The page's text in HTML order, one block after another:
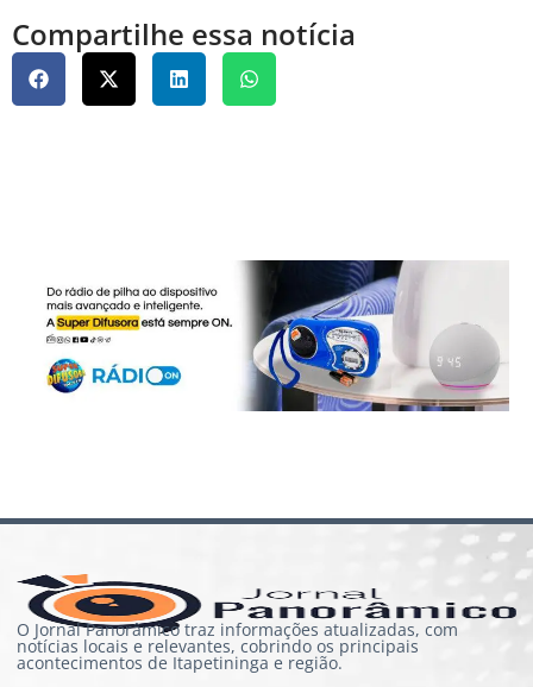
Compartilhe essa notícia
O Jornal Panorâmico traz informações atualizadas, com
notícias locais e relevantes, cobrindo os principais
acontecimentos de Itapetininga e região.